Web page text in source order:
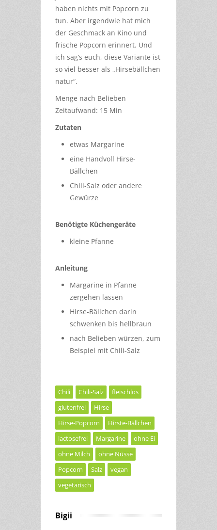
haben nichts mit Popcorn zu
tun. Aber irgendwie hat mich
der Geschmack an Kino und
frische Popcorn erinnert. Und
ich sag’s euch, diese Variante ist
so viel besser als „Hirsebällchen
natur“.
Menge nach Belieben
Zeitaufwand: 15 Min
Zutaten
etwas Margarine
eine Handvoll Hirse-
Bällchen
Chili-Salz oder andere
Gewürze
Benötigte Küchengeräte
kleine Pfanne
Anleitung
Margarine in Pfanne
zergehen lassen
Hirse-Bällchen darin
schwenken bis hellbraun
nach Belieben würzen, zum
Beispiel mit Chili-Salz
Chili Chili-Salz
fleischlos
glutenfrei
Hirse
Hirse-Popcorn
Hirste-Bällchen
lactosefrei
Margarine
ohne Ei
ohne Milch
ohne Nüsse
Popcorn
Salz
vegan
vegetarisch
Bigii